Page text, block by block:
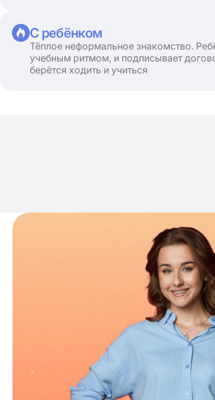
С ребёнком
Тёплое неформальное знакомство.
учебным ритмом, и подписывает
берётся ходить и учиться